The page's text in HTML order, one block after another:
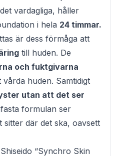
vardagliga, håller
i hela 24 timmar.
är dess förmåga att
till huden. De
och fuktgivarna
huden. Samtidigt
utan att det ser
formulan ser
sitter där det ska, oavsett
“Synchro Skin